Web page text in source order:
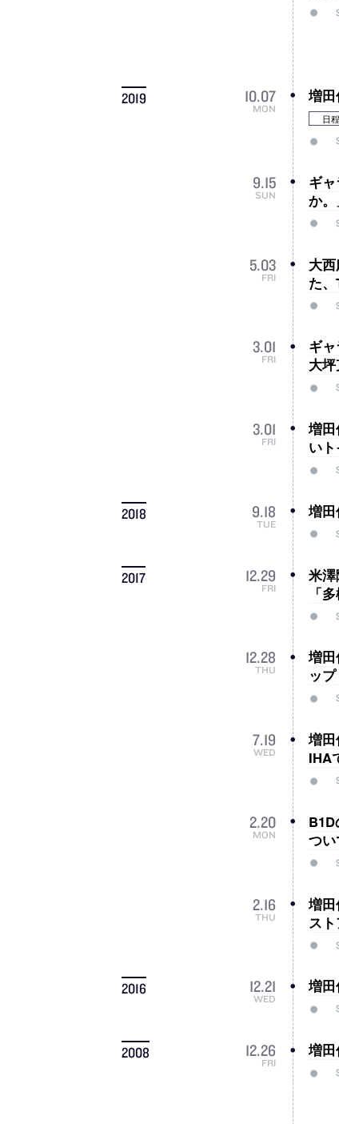
2019 10.07
MON
増
日程
9.15
SUN
ギ
か
5.03
FRI
大
た
3.01
FRI
ギ
大坪
3.01
FRI
増
い
2018 9.18
TUE
増
2017 12.29
FRI
米
「
12.28
THU
増
ッ
7.19
WED
増
IHA
2.20
MON
つ
2.16
THU
増
ス
2016 12.21
WED
増
2008 12.26
FRI
増